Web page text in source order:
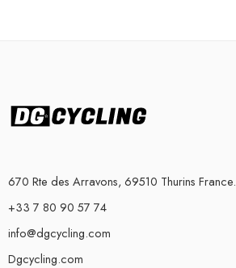
670 Rte des Arravons, 69510 Thurins France.
+33 7 80 90 57 74
info@dgcycling.com
Dgcycling.com